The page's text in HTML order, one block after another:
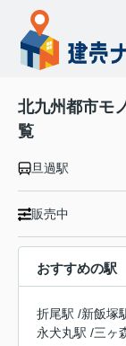
北九州都市モ
覧
旦過駅
販売中
おすすめの駅
折尾駅 /新飯塚
永犬丸駅 /三ヶ